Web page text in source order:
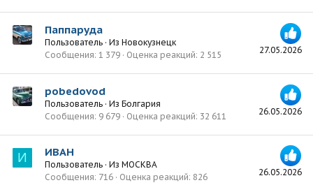
27.05.2026
Паппаруда
Пользователь · Из Новокузнецк
Сообщения 1 379 Оценка реакций 2 515
26.05.2026
pobedovod
Пользователь · Из Болгария
Сообщения 9 679 Оценка реакций 32 611
И
26.05.2026
ИВАН
Пользователь · Из МОСКВА
Сообщения 716 Оценка реакций 826